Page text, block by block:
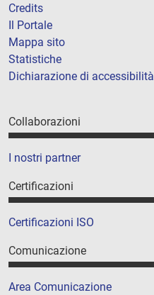
Credits
Il Portale
Mappa sito
Statistiche
Dichiarazione di accessibilità
Collaborazioni
I nostri partner
Certificazioni
Certificazioni ISO
Comunicazione
Area Comunicazione